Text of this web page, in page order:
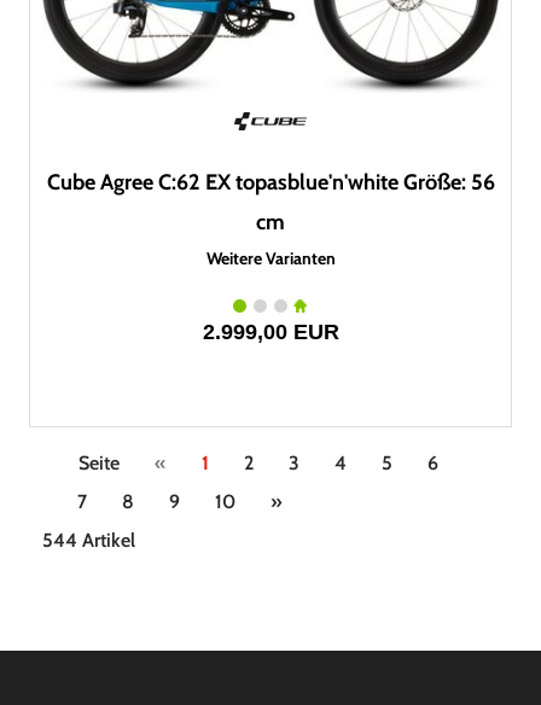
Cube Agree C:62 EX topasblue'n'white Größe: 56
cm
Weitere Varianten
2.999,00 EUR
Seite « 1 2 3 4 5
6
7
8 9 10
»
544 Artikel